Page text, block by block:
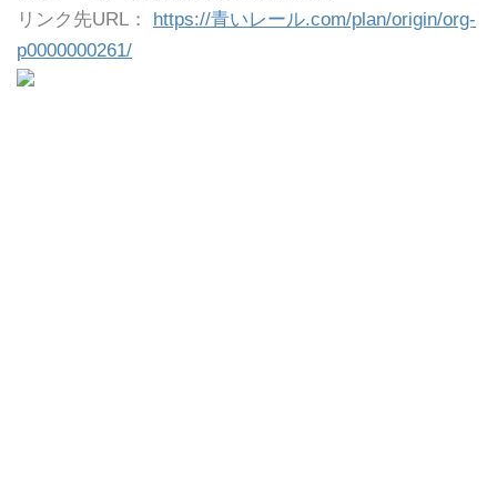
リンク先URL： https://青いレール.com/plan/origin/org-
p0000000261/